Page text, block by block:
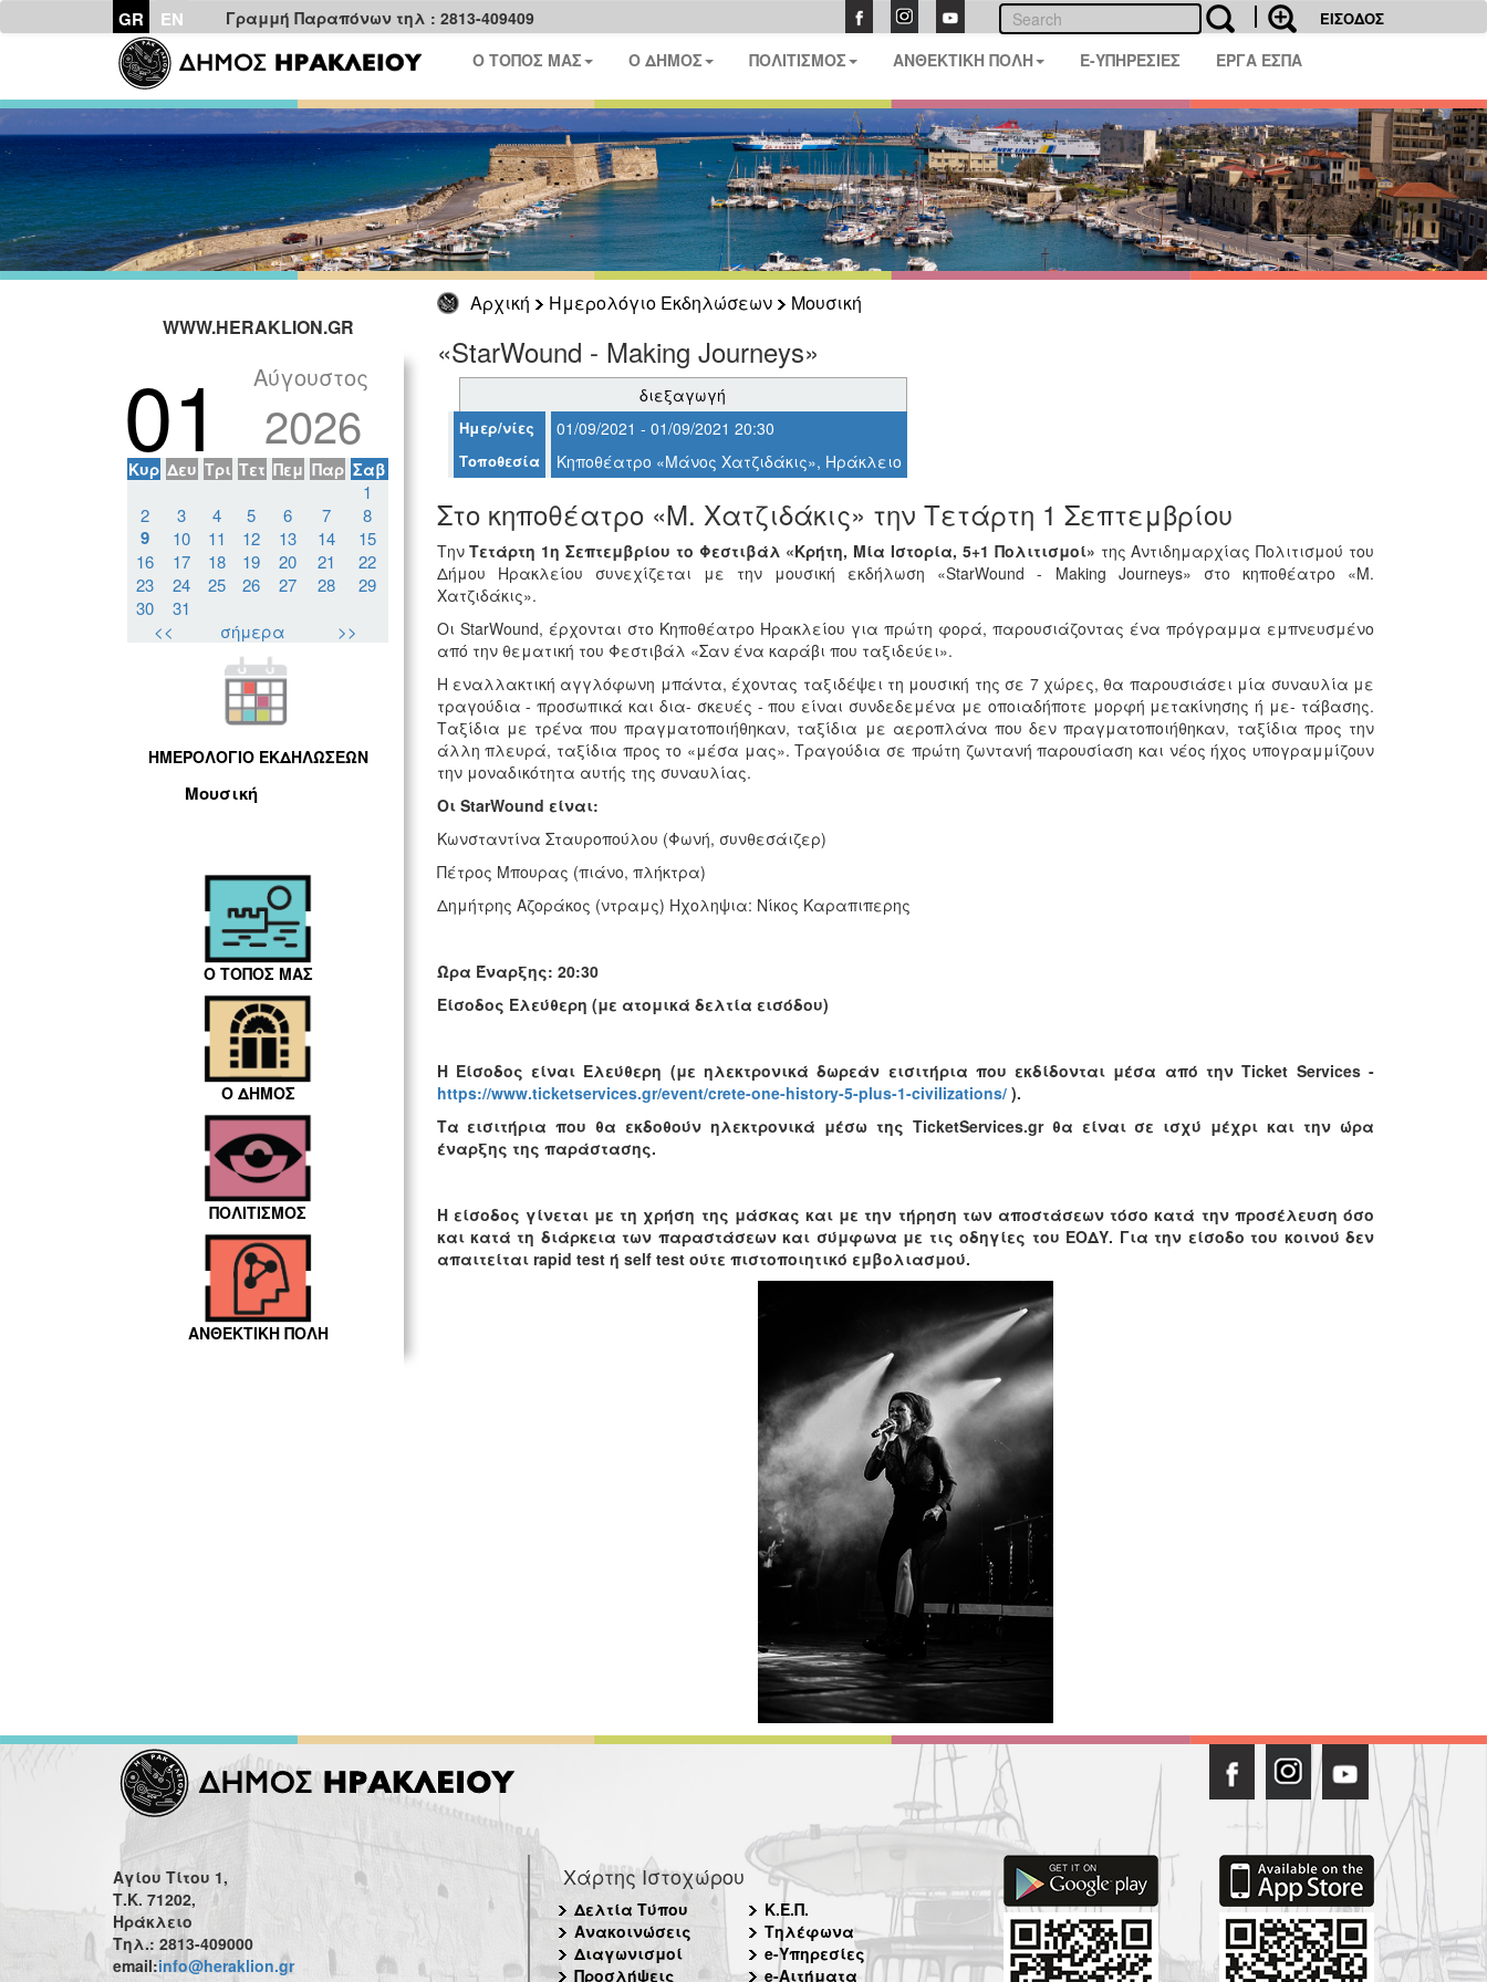
GR EN Γραμμή Παραπόνων τηλ : 2813-409409 ΕΙΣΟΔΟΣ
Ο ΤΟΠΟΣ ΜΑΣ Ο ΔΗΜΟΣ ΠΟΛΙΤΙΣΜΟΣ ΑΝΘΕΚΤΙΚΗ ΠΟΛΗ E-ΥΠΗΡΕΣΙΕΣ ΕΡΓΑ ΕΣΠΑ
Αρχική Ημερολόγιο Εκδηλώσεων
Μουσική
WWW.HERAKLION.GR
01 Αύγουστος
2026
Κυρ Δευ Τρι Τετ Πεμ Παρ Σαβ
1
2
3 4 5 6 7 8
9 10 11 12 13 14
15
16
17 18 19 20 21
22
23
24 25 26 27 28
29
30
31
<<
σήμερα >>
ΗΜΕΡΟΛΟΓΙΟ ΕΚΔΗΛΩΣΕΩΝ
Μουσική
Ο ΤΟΠΟΣ ΜΑΣ
Ο ΔΗΜΟΣ
ΠΟΛΙΤΙΣΜΟΣ
ΑΝΘΕΚΤΙΚΗ ΠΟΛΗ
«StarWound - Making Journeys»
διεξαγωγή
Ημερ/νίες 01/09/2021 - 01/09/2021 20:30
Τοποθεσία Κηποθέατρο «Μάνος Χατζιδάκις», Ηράκλειο
Στο κηποθέατρο «Μ. Χατζιδάκις» την Τετάρτη 1 Σεπτεμβρίου
ΤηνΤετάρτη 1η Σεπτεμβρίου το Φεστιβάλ «Κρήτη, Μία Ιστορία, 5+1 Πολιτισμοί» της Αντιδημαρχίας Πολιτισμού του
Δήμου Ηρακλείου συνεχίζεται με την μουσική εκδήλωση «StarWound - Making Journeys» στο κηποθέατρο «Μ.
Χατζιδάκις».
Οι StarWound, έρχονται στο Κηποθέατρο Ηρακλείου για πρώτη φορά, παρουσιάζοντας ένα πρόγραμμα εμπνευσμένο
από την θεματική του Φεστιβάλ «Σαν ένα καράβι που ταξιδεύει».
Η εναλλακτική αγγλόφωνη μπάντα, έχοντας ταξιδέψει τη μουσική της σε 7 χώρες, θα παρουσιάσει μία συναυλία με
τραγούδια - προσωπικά και δια- σκευές - που είναι συνδεδεμένα με οποιαδήποτε μορφή μετακίνησης ή με- τάβασης.
Ταξίδια με τρένα που πραγματοποιήθηκαν, ταξίδια με αεροπλάνα που δεν πραγματοποιήθηκαν, ταξίδια προς την
άλλη πλευρά, ταξίδια προς το «μέσα μας». Τραγούδια σε πρώτη ζωντανή παρουσίαση και νέος ήχος υπογραμμίζουν
την μοναδικότητα αυτής της συναυλίας.
Οι StarWound είναι:
Κωνσταντίνα Σταυροπούλου (Φωνή, συνθεσάιζερ)
Πέτρος Μπουρας (πιάνο, πλήκτρα)
Δημήτρης Αζοράκος (ντραμς) Ηχοληψια: Νίκος Καραπιπερης
Ώρα Έναρξης: 20:30
Είσοδος Ελεύθερη (με ατομικά δελτία εισόδου)
Η Είσοδος είναι Ελεύθερη (με ηλεκτρονικά δωρεάν εισιτήρια που εκδίδονται μέσα από την Ticket Services -
https://www.ticketservices.gr/event/crete-one-history-5-plus-1-civilizations/).
Τα εισιτήρια που θα εκδοθούν ηλεκτρονικά μέσω της TicketServices.gr θα είναι σε ισχύ μέχρι και την ώρα
έναρξης της παράστασης.
Η είσοδος γίνεται με τη χρήση της μάσκας και με την τήρηση των αποστάσεων τόσο κατά την προσέλευση όσο
και κατά τη διάρκεια των παραστάσεων και σύμφωνα με τις οδηγίες του ΕΟΔΥ. Για την είσοδο του κοινού δεν
απαιτείται rapid test ή self test ούτε πιστοποιητικό εμβολιασμού.
Αγίου Τίτου 1,
Τ.Κ. 71202,
Ηράκλειο
Τηλ.: 2813-409000
email:info@heraklion.gr
Χάρτης Ιστοχώρου
Δελτία Τύπου
Ανακοινώσεις
Διαγωνισμοί
Προσλήψεις
Κ.Ε.Π.
Τηλέφωνα
e-Υπηρεσίες
e-Αιτήματα